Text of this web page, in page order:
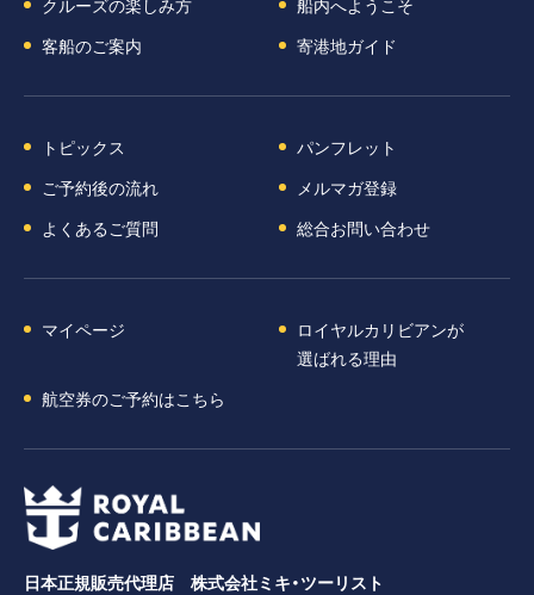
客船のご案内
寄港地ガイド
トピックス
パンフレット
ご予約後の流れ
メルマガ登録
よくあるご質問
総合お問い合わせ
マイページ
ロイヤルカリビアンが
選ばれる理由
航空券のご予約はこちら
日本正規販売代理店 株式会社ミキ・ツーリスト